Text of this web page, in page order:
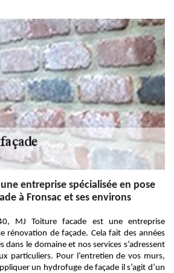
entreprise spécialisée en pose
à Fronsac et ses environs
MJ Toiture facade est une entreprise
rénovation de façade. Cela fait des années
dans le domaine et nos services s’adressent
particuliers. Pour l’entretien de vos murs,
un hydrofuge de façade il s’agit d’un